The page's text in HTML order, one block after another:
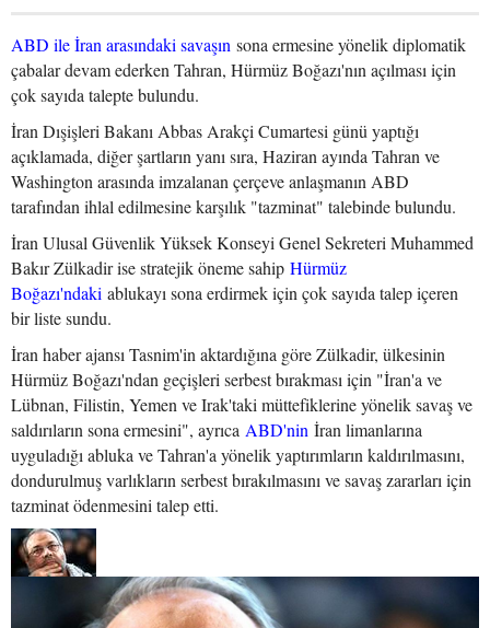
ABD ile İran arasındaki savaşın sona ermesine yönelik diplomatik
çabalar devam ederken Tahran, Hürmüz Boğazı'nın açılması için
çok sayıda talepte bulundu.
İran Dışişleri Bakanı Abbas Arakçi Cumartesi günü yaptığı
açıklamada, diğer şartların yanı sıra, Haziran ayında Tahran ve
Washington arasında imzalanan çerçeve anlaşmanın ABD
tarafından ihlal edilmesine karşılık "tazminat" talebinde bulundu.
İran Ulusal Güvenlik Yüksek Konseyi Genel Sekreteri Muhammed
Bakır Zülkadir ise stratejik öneme sahip Hürmüz
Boğazı'ndaki ablukayı sona erdirmek için çok sayıda talep içeren
bir liste sundu.
İran haber ajansı Tasnim'in aktardığına göre Zülkadir, ülkesinin
Hürmüz Boğazı'ndan geçişleri serbest bırakması için "İran'a ve
Lübnan, Filistin, Yemen ve Irak'taki müttefiklerine yönelik savaş ve
saldırıların sona ermesini", ayrıca ABD'nin İran limanlarına
uyguladığı abluka ve Tahran'a yönelik yaptırımların kaldırılmasını,
dondurulmuş varlıkların serbest bırakılmasını ve savaş zararları için
tazminat ödenmesini talep etti.